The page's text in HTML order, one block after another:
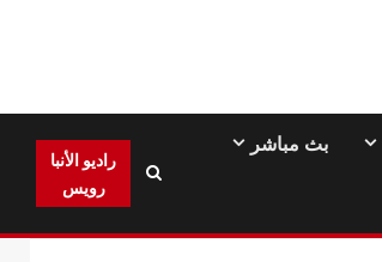
بث مباشر
راديو الأنبا
رويس